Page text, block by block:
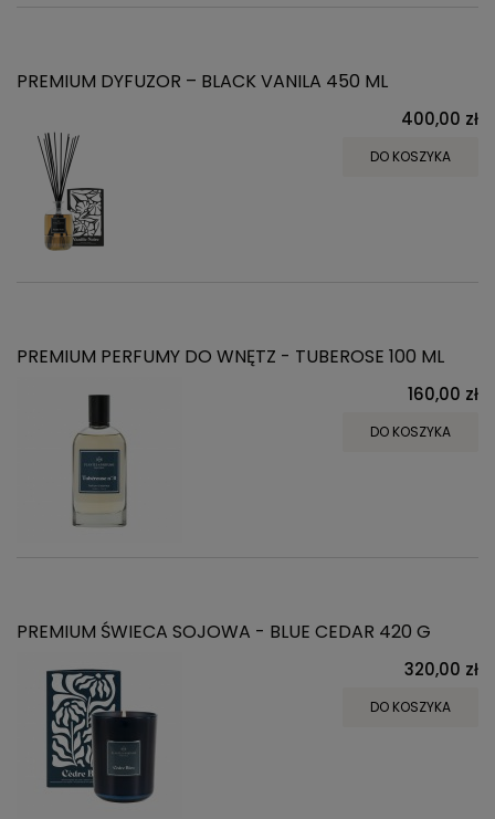
PREMIUM DYFUZOR – BLACK VANILA 450 ML
400,00 zł
DO KOSZYKA
PREMIUM PERFUMY DO WNĘTZ - TUBEROSE 100 ML
160,00 zł
DO KOSZYKA
PREMIUM ŚWIECA SOJOWA - BLUE CEDAR 420 G
320,00 zł
DO KOSZYKA